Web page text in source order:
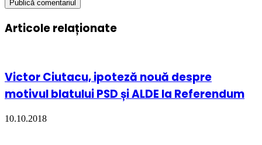
Articole relaționate
Victor Ciutacu, ipoteză nouă despre
motivul blatului PSD și ALDE la Referendum
10.10.2018